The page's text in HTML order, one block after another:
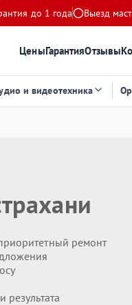
до 1 года Выезд
ЦеныГарантияОтзывы
и видеотехника
ремонт